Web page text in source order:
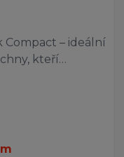
– ideální
kteří…